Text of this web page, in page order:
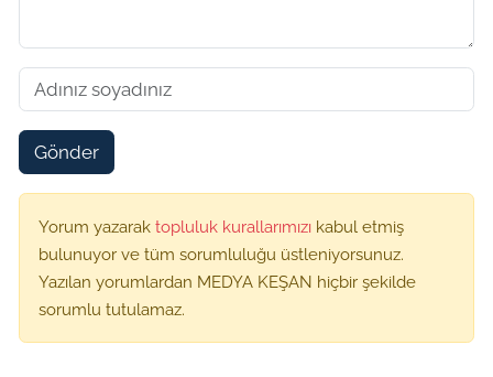
Gönder
Yorum yazarak topluluk kurallarımızı kabul etmiş
bulunuyor ve tüm sorumluluğu üstleniyorsunuz.
Yazılan yorumlardan MEDYA KEŞAN hiçbir şekilde
sorumlu tutulamaz.